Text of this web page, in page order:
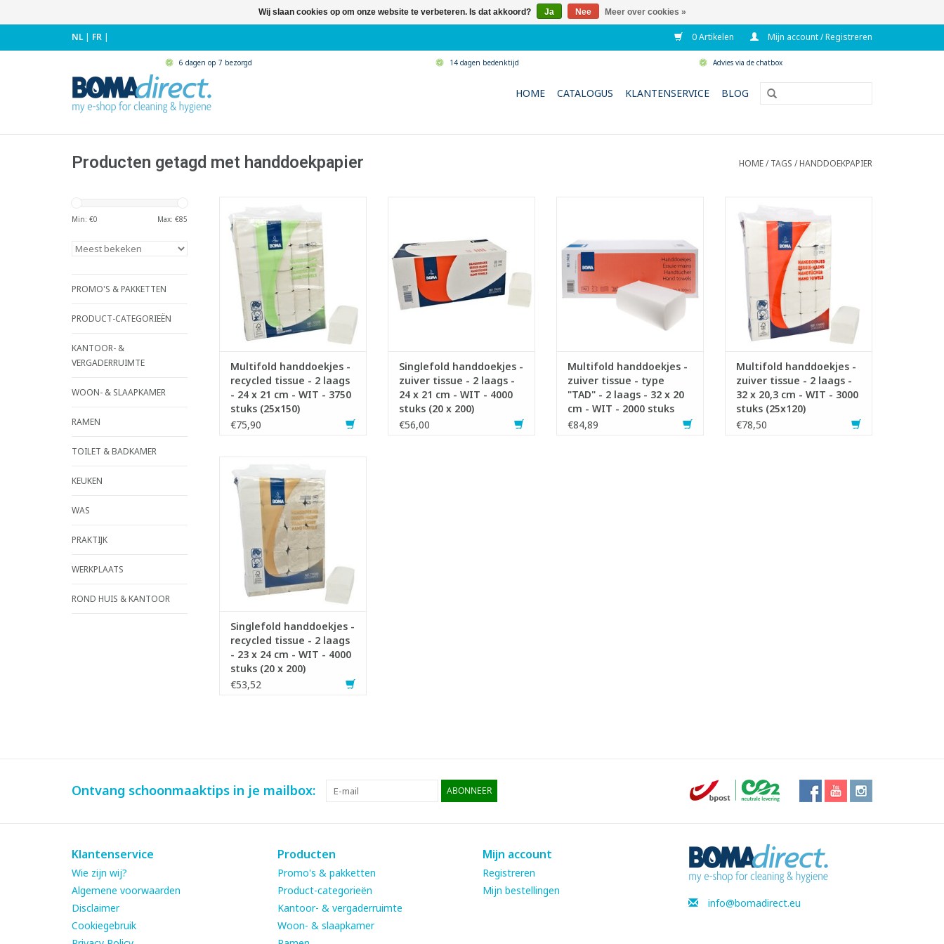
NL| FR | 0 Artikelen Mijn account / Registreren
6 dagen op 7 bezorgd 14 dagen bedenktijd Advies via de chatbox
HOME CATALOGUS KLANTENSERVICE BLOG
Producten getagd met handdoekpapier HOME/TAGS /HANDDOEKPAPIER
Min: €0 Max: €85
PROMO'S & PAKKETTEN
PRODUCT-CATEGORIEËN
KANTOOR- &
VERGADERRUIMTE
WOON- & SLAAPKAMER
RAMEN
TOILET & BADKAMER
KEUKEN
WAS
PRAKTIJK
WERKPLAATS
ROND HUIS & KANTOOR
- 100% recycled
- Uitgevouwen formaat 24 x 21
cm. Gevouwen formaat: 8 x 21
cm
- 2-laags
- Vouwwijze: multifold / interfold
TOEVOEGEN AAN WINKELWAGEN
Multifold handdoekjes -
recycled tissue - 2 laags
- 24 x 21 cm - WIT - 3750
stuks (25x150)
€75,90
- Gevouwen formaat +/- 24 x 11
cm
- 2-laags
- Vouwwijze: singlefold
TOEVOEGEN AAN WINKELWAGEN
Singlefold handdoekjes -
zuiver tissue - 2 laags -
24 x 21 cm - WIT - 4000
stuks (20 x 200)
€56,00
Gevouwen formaat: 8 x 20 cm
- Extra hoge absorptie dankzij
type "through air drying"
technologie, waarbij 1
handdoekje volstaat per
handdroging
TOEVOEGEN AAN WINKELWAGEN
Multifold handdoekjes -
zuiver tissue - type
"TAD" - 2 laags - 32 x 20
cm - WIT - 2000 stuks
(20x100)
€84,89
handdoekjes
- Groot formaat 32 x 20,3 cm.
Gevouwen formaat 8 x 20,3 cm
- 2-laags
- Vouwwijze: 4 panel
TOEVOEGEN AAN WINKELWAGEN
Multifold handdoekjes -
zuiver tissue - 2 laags -
32 x 20,3 cm - WIT - 3000
stuks (25x120)
€78,50
- 100% recycled
- Groot formaat 23 x 24 cm.
Gevouwen formaat +/- 11.5 x 24
cm
- 2-laags
- Vouwwijze: singlefold
TOEVOEGEN AAN WINKELWAGEN
Singlefold handdoekjes -
recycled tissue - 2 laags
- 23 x 24 cm - WIT - 4000
stuks (20 x 200)
€53,52
Ontvang schoonmaaktips in je mailbox: ABONNEER
Klantenservice
Wie zijn wij?
Algemene voorwaarden
Disclaimer
Cookiegebruik
Producten
Promo's & pakketten
Product-categorieën
Kantoor- & vergaderruimte
Woon- & slaapkamer
Mijn account
Registreren
Mijn bestellingen
info@bomadirect.eu
Wij slaan cookies op om onze website te verbeteren. Is dat akkoord? Ja Nee Meer over cookies »